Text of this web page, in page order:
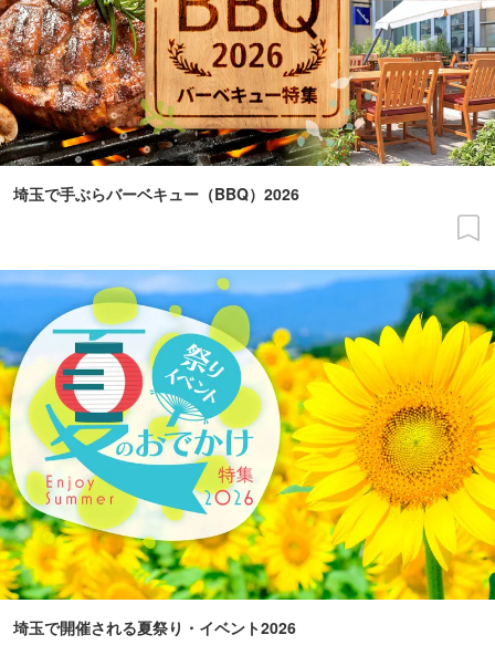
埼玉で手ぶらバーベキュー（BBQ）2026
埼玉で開催される夏祭り・イベント2026